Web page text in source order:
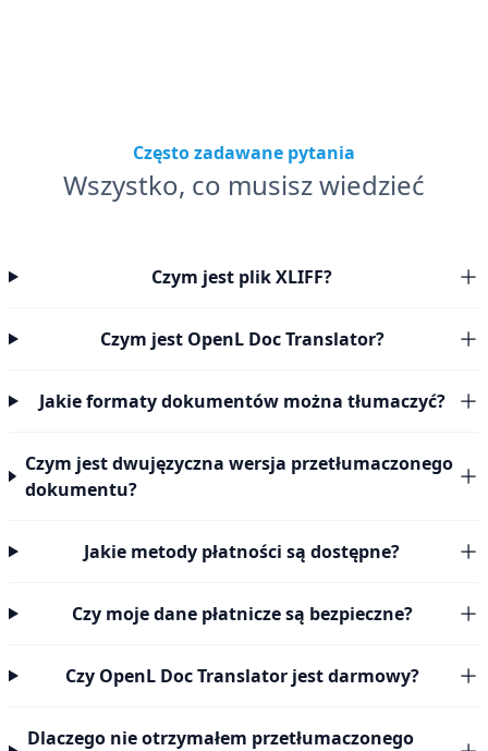
Często zadawane pytania
Wszystko, co musisz wiedzieć
Czym jest plik XLIFF?
Czym jest OpenL Doc Translator?
Jakie formaty dokumentów można tłumaczyć?
Czym jest dwujęzyczna wersja przetłumaczonego
dokumentu?
Jakie metody płatności są dostępne?
Czy moje dane płatnicze są bezpieczne?
Czy OpenL Doc Translator jest darmowy?
Dlaczego nie otrzymałem przetłumaczonego